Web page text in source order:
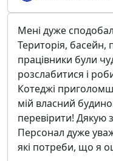
Мені дуже
Територія, басейн,
працівники були
розслабитися і
Котеджі
мій власний
перевірити! Дякую
Персонал дуже
які потреби, що я